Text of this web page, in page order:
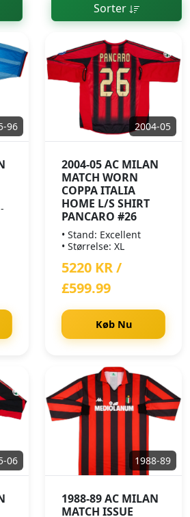
Sorter
96 2004-05
2004-05 AC MILAN
MATCH WORN
COPPA ITALIA
HOME L/S SHIRT
PANCARO #26
• Stand: Excellent
• Størrelse: XL
5220 KR /
£599.99
Køb Nu
06 1988-89
1988-89 AC MILAN
MATCH ISSUE